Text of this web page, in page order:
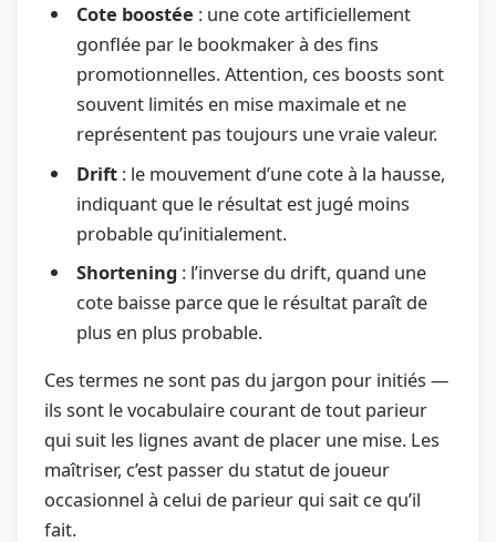
Cote boostée : une cote artificiellement
gonflée par le bookmaker à des fins
promotionnelles. Attention, ces boosts sont
souvent limités en mise maximale et ne
représentent pas toujours une vraie valeur.
Drift : le mouvement d’une cote à la hausse,
indiquant que le résultat est jugé moins
probable qu’initialement.
Shortening : l’inverse du drift, quand une
cote baisse parce que le résultat paraît de
plus en plus probable.
Ces termes ne sont pas du jargon pour initiés —
ils sont le vocabulaire courant de tout parieur
qui suit les lignes avant de placer une mise. Les
maîtriser, c’est passer du statut de joueur
occasionnel à celui de parieur qui sait ce qu’il
fait.